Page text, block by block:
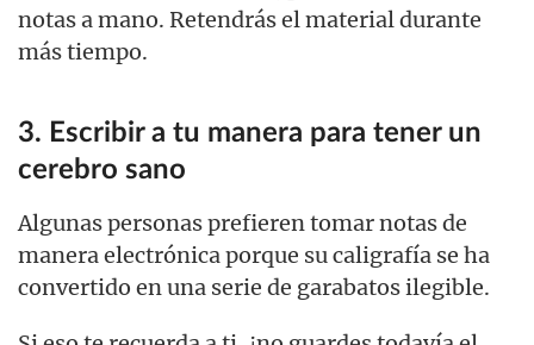
notas a mano. Retendrás el material durante
más tiempo.
3. Escribir a tu manera para tener un
cerebro sano
Algunas personas prefieren tomar notas de
manera electrónica porque su caligrafía se ha
convertido en una serie de garabatos ilegible.